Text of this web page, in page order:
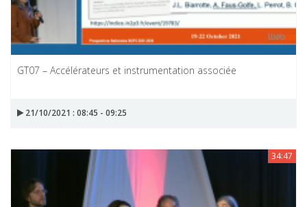
GT07 – Accélérateurs et instrumentation associée
21/10/2021 : 08:45 - 09:25
34:47